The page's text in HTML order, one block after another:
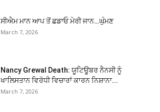
ਸੀਐਮ ਮਾਨ ਆਪ ਤੋਂ ਛਡਾਓ ਮੇਰੀ ਜਾਨ…ਘੁੰਮਣ
March 7, 2026
Nancy Grewal Death: ਯੂਟਿਊਬਰ ਨੈਨਸੀ ਨੂੰ
ਖਾਲਿਸਤਾਨ ਵਿਰੋਧੀ ਵਿਚਾਰਾਂ ਕਾਰਨ ਨਿਸ਼ਾਨਾ...
March 7, 2026